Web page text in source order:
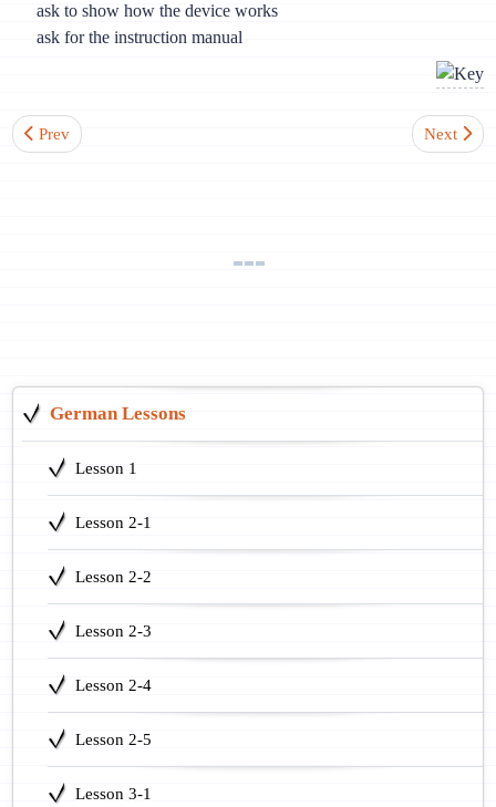
ask to show how the device works
ask for the instruction manual
Previous article: Lesson 16-3. The verb lassen (systematization)
Prev Next
Next
German Lessons
Lesson 1
Lesson 2-1
Lesson 2-2
Lesson 2-3
Lesson 2-4
Lesson 2-5
Lesson 3-1